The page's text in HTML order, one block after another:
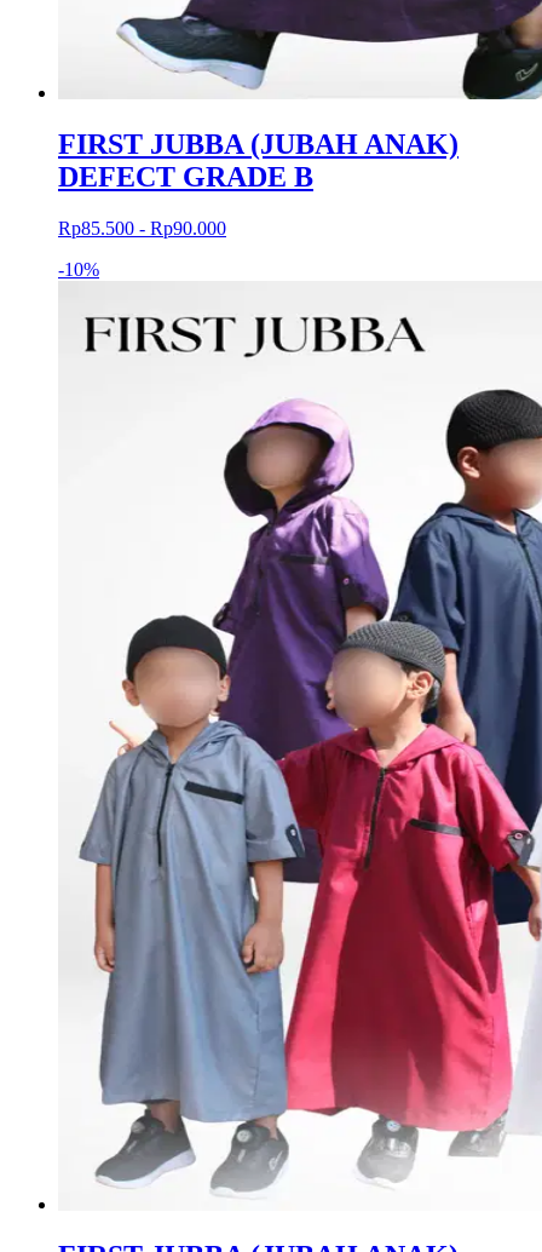
FIRST JUBBA (JUBAH ANAK)
DEFECT GRADE B
Rp85.500 - Rp90.000
-10%